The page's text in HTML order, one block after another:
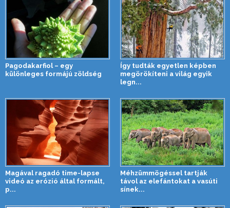
Pagodakarfiol – egy
különleges formájú zöldség
Így tudták egyetlen képben
megörökíteni a világ egyik
legn...
Magával ragadó time-lapse
videó az erózió által formált,
p...
Méhzümmögéssel tartják
távol az elefántokat a vasúti
sínek...